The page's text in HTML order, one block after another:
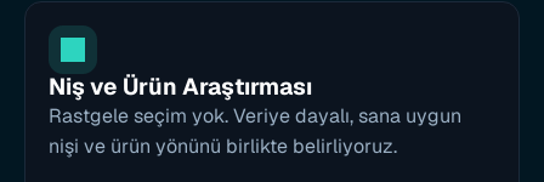
Niş ve Ürün Araştırması
Rastgele seçim yok. Veriye dayalı, sana uygun
nişi ve ürün yönünü birlikte belirliyoruz.